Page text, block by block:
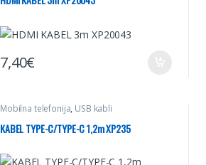
7,40€
Mobilna telefonija, USB kabli
KABEL TYPE-C/TYPE-C 1,2m XP235